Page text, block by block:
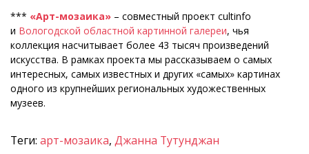
*** «Арт-мозаика» – совместный проект cultinfo
и Вологодской областной картинной галереи, чья
коллекция насчитывает более 43 тысяч произведений
искусства. В рамках проекта мы рассказываем о самых
интересных, самых известных и других «самых» картинах
одного из крупнейших региональных художественных
музеев.
Теги: арт-мозаика, Джанна Тутунджан